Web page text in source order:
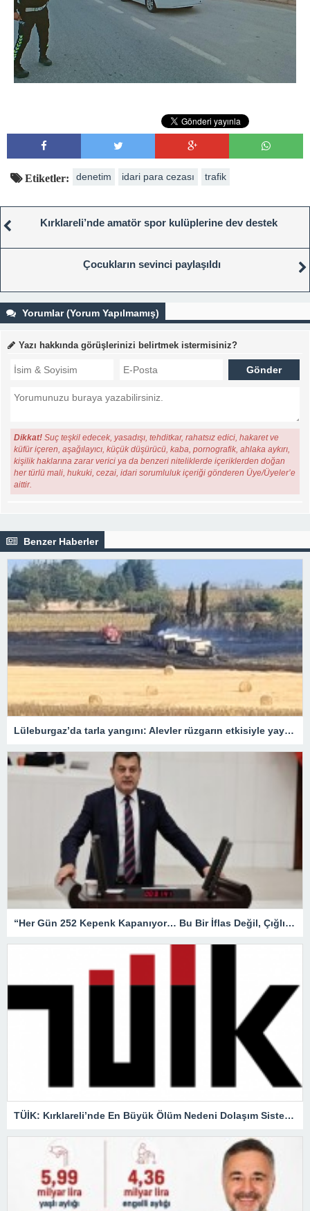
Etiketler: denetim idari para cezası trafik
Kırklareli’nde amatör spor kulüplerine dev destek
Çocukların sevinci paylaşıldı
Yorumlar (Yorum Yapılmamış)
Yazı hakkında görüşlerinizi belirtmek istermisiniz?
Dikkat! Suç teşkil edecek, yasadışı, tehditkar, rahatsız edici, hakaret ve
küfür içeren, aşağılayıcı, küçük düşürücü, kaba, pornografik, ahlaka aykırı,
kişilik haklarına zarar verici ya da benzeri niteliklerde içeriklerden doğan
her türlü mali, hukuki, cezai, idari sorumluluk içeriği gönderen Üye/Üyeler’e
aittir.
Benzer Haberler
Lüleburgaz’da tarla yangını: Alevler rüzgarın etkisiyle yayıldı
“Her Gün 252 Kepenk Kapanıyor… Bu Bir İflas Değil, Çığlıktır!”
TÜİK: Kırklareli’nde En Büyük Ölüm Nedeni Dolaşım Sistemi Hastalıkları